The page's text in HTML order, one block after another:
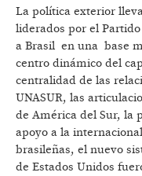
La política exterior
liderados por el
a Brasil en una base
centro dinámico del
centralidad de las
UNASUR, las
de América del Sur, la
apoyo a la
brasileñas, el nuevo
de Estados Unidos